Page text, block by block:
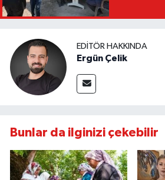
EDITÖR HAKKINDA
Ergün Çelik
Bunlar da ilginizi çekebilir